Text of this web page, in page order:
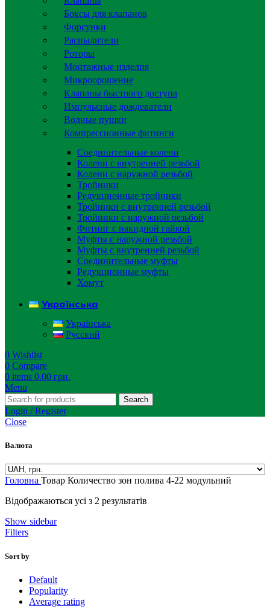
Боксы для клапанов
Форсунки
Распылители
Роторы
Монтажные изделия
Микроорошение
Клапаны быстрого доступа
Импульсные дождеватели
Водные пушки
Компрессионные фитинги
Соединительные колени
Колени с внутренней резьбой
Колени с наружной резьбой
Тройники
Редукционные тройники
Тройники с внутренней резьбой
Тройники с наружной резьбой
Фитинг с накидной гайкой
Муфты с наружной резьбой
Муфты с внутренней резьбой
Соединительные муфты
Редукционные муфты
Хомут
Українська
Українська
Русский
0 Wishlist
0 Compare
0 items 0.00 грн.
Menu
Search
Login / Register
Close
Валюта
Головна Товар Количество зон полива 4-22 модульний
Відображаються усі з 2 результатів
Show sidebar
Filters
Sort by
Default
Popularity
Average rating